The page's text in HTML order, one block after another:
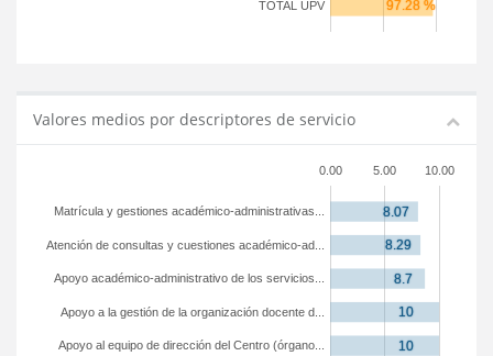
TOTAL UPV
Valores medios por descriptores de servicio
0.00 5.00 10.00
Apoyo al equipo de dirección del Centro (órgano...
Apoyo a la gestión de la organización docente d...
Apoyo académico-administrativo de los servicios...
Atención de consultas y cuestiones académico-ad...
Matrícula y gestiones académico-administrativas...